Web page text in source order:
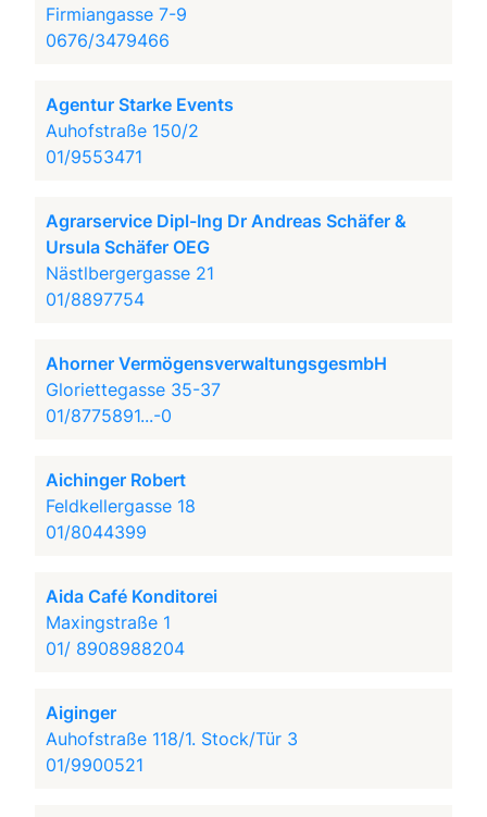
Firmiangasse 7-9
0676/3479466
Agentur Starke Events
Auhofstraße 150/2
01/9553471
Agrarservice Dipl-Ing Dr Andreas Schäfer &
Ursula Schäfer OEG
Nästlbergergasse 21
01/8897754
Ahorner VermögensverwaltungsgesmbH
Gloriettegasse 35-37
01/8775891...-0
Aichinger Robert
Feldkellergasse 18
01/8044399
Aida Café Konditorei
Maxingstraße 1
01/ 8908988204
Aiginger
Auhofstraße 118/1. Stock/Tür 3
01/9900521